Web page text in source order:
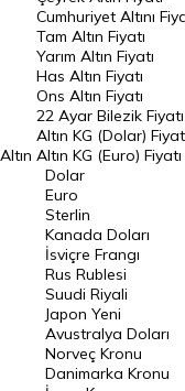
Endeksler
DÖVİZ
Döviz Kuru
Dolar Kuru
Euro Kuru
Pound Kuru
Frank Kuru
Riyal Kuru
Avustralya Doları
Danimarka Kronu Kuru
Kanada Doları Kuru
Altın
Cumhuriyet Altını
Tam Altın Fiyatı
Yarım Altın Fiyatı
Has Altın Fiyatı
Ons Altın Fiyatı
22 Ayar Bilezik Fiyatı
Altın KG (Dolar)
Altın KG (Euro) Fiyatı
Dolar
Euro
Sterlin
Kanada Doları
İsviçre Frangı
Rus Rublesi
Suudi Riyali
Japon Yeni
Avustralya Doları
Norveç Kronu
Danimarka Kronu